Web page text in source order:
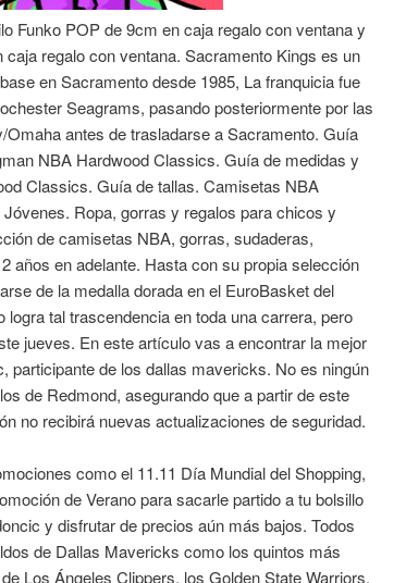
Funko POP de 9cm en caja regalo con ventana y
regalo con ventana. Sacramento Kings es un
en Sacramento desde 1985, La franquicia fue
Seagrams, pasando posteriormente por las
antes de trasladarse a Sacramento. Guía
NBA Hardwood Classics. Guía de medidas y
Classics. Guía de tallas. Camisetas NBA
Ropa, gorras y regalos para chicos y
de camisetas NBA, gorras, sudaderas,
años en adelante. Hasta con su propia selección
de la medalla dorada en el EuroBasket del
tal trascendencia en toda una carrera, pero
jueves. En este artículo vas a encontrar la mejor
participante de los dallas mavericks. No es ningún
de Redmond, asegurando que a partir de este
no recibirá nuevas actualizaciones de seguridad.
como el 11.11 Día Mundial del Shopping,
de Verano para sacarle partido a tu bolsillo
y disfrutar de precios aún más bajos. Todos
de Dallas Mavericks como los quintos más
Los Ángeles Clippers, los Golden State Warriors,